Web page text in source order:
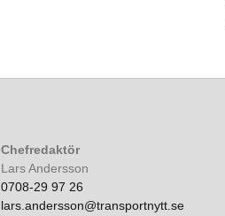
Chefredaktör
Lars Andersson
0708-29 97 26
lars.andersson@transportnytt.se